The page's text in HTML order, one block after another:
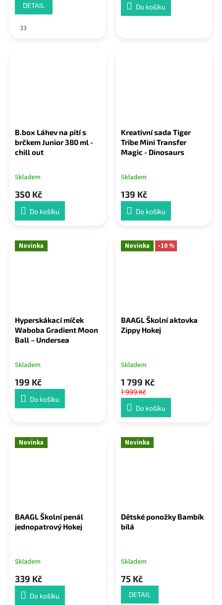
DETAIL
33
Do košíku
B.box Láhev na pití s
brčkem Junior 380 ml -
chill out
Skladem
350 Kč
Do košíku
Kreativní sada Tiger
Tribe Mini Transfer
Magic - Dinosaurs
Skladem
139 Kč
Do košíku
Novinka
Hyperskákací míček
Waboba Gradient Moon
Ball – Undersea
Skladem
199 Kč
Do košíku
Novinka -10 %
BAAGL Školní aktovka
Zippy Hokej
Skladem
1 799 Kč
1 999 Kč
Do košíku
Novinka
BAAGL Školní penál
jednopatrový Hokej
Skladem
339 Kč
Do košíku
Novinka
Dětské ponožky Bambík
bílá
Skladem
75 Kč
DETAIL